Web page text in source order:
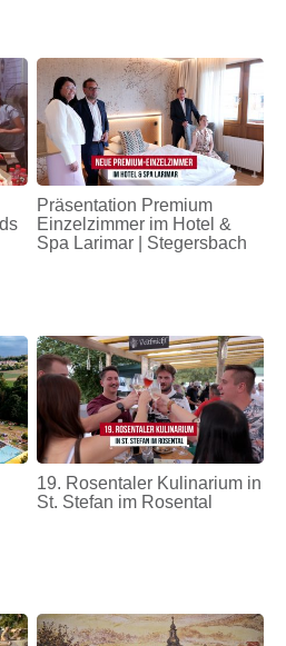
Präsentation Premium
Einzelzimmer im Hotel &
Spa Larimar | Stegersbach
19. Rosentaler Kulinarium in
St. Stefan im Rosental